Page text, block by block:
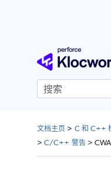
文档主页 > C 和 C++
>C/C++ 警告>